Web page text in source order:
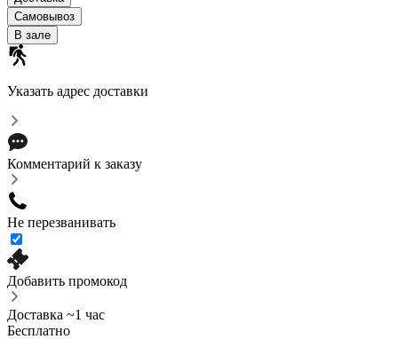
Самовывоз
В зале
Указать адрес доставки
Комментарий к заказу
Не перезванивать
Добавить промокод
Доставка ~1 час
Бесплатно